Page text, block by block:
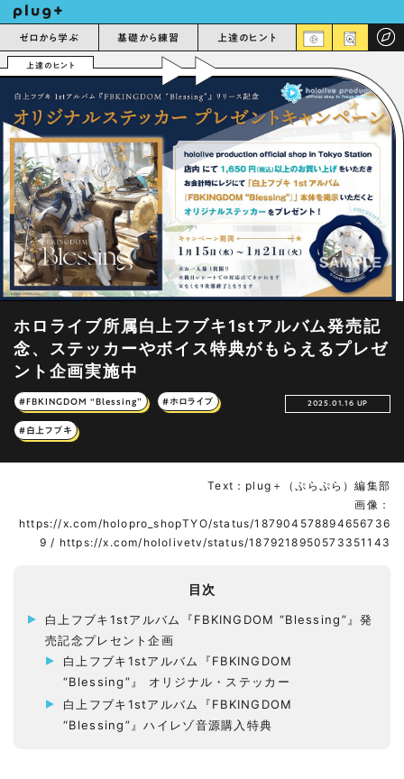
ゼロから学ぶ 基礎から練習 上達のヒント
上達のヒント
ホロライブ所属白上フブキ1stアルバム発売記
念、ステッカーやボイス特典がもらえるプレゼ
ント企画実施中
#FBKINGDOM “Blessing” #ホロライブ
#白上フブキ
2025.01.16 UP
Text：plug＋（ぷらぷら）編集部
画像：
https://x.com/holopro_shopTYO/status/187904578894656736
9 / https://x.com/hololivetv/status/1879218950573351143
目次
白上フブキ1stアルバム『FBKINGDOM “Blessing”』発
売記念プレセント企画
白上フブキ1stアルバム『FBKINGDOM
“Blessing”』 オリジナル・ステッカー
白上フブキ1stアルバム『FBKINGDOM
“Blessing”』ハイレゾ音源購入特典